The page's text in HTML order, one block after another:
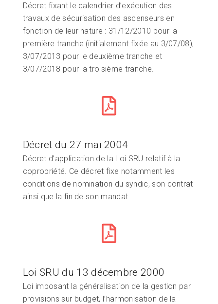
Décret fixant le calendrier d’exécution des
travaux de sécurisation des ascenseurs en
fonction de leur nature : 31/12/2010 pour la
première tranche (initialement fixée au 3/07/08),
3/07/2013 pour le deuxième tranche et
3/07/2018 pour la troisième tranche.
Décret du 27 mai 2004
Décret d’application de la Loi SRU relatif à la
copropriété. Ce décret fixe notamment les
conditions de nomination du syndic, son contrat
ainsi que la fin de son mandat.
Loi SRU du 13 décembre 2000
Loi imposant la généralisation de la gestion par
provisions sur budget, l’harmonisation de la